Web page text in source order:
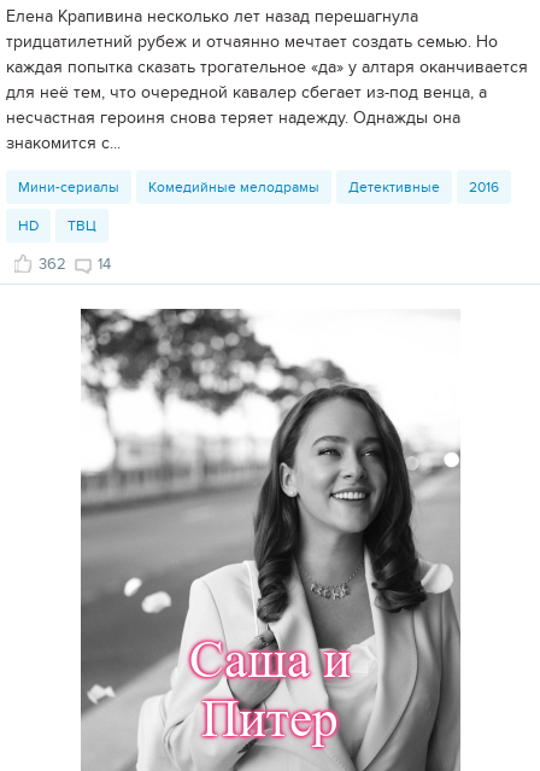
Елена Крапивина несколько лет назад перешагнула
тридцатилетний рубеж и отчаянно мечтает создать семью. Но
каждая попытка сказать трогательное «да» у алтаря оканчивается
для неё тем, что очередной кавалер сбегает из-под венца, а
несчастная героиня снова теряет надежду. Однажды она
знакомится с...
Мини-сериалы Комедийные мелодрамы Детективные 2016
HD ТВЦ
362 14